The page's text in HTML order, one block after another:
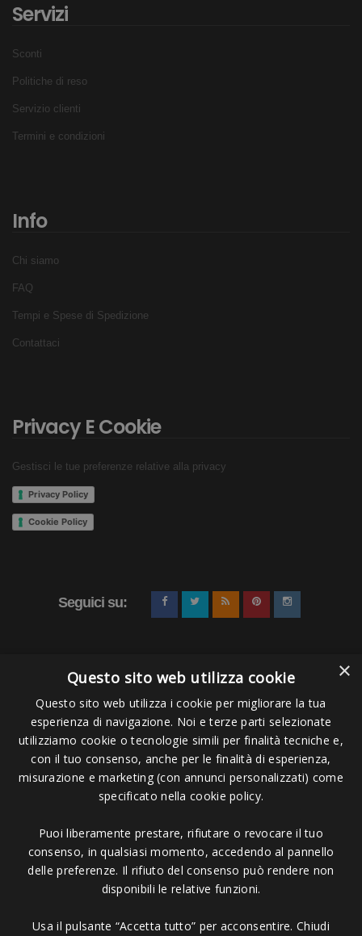
Servizi
Sconti
Politiche di reso
Servizio clienti
Termini e condizioni
Info
Chi siamo
FAQ
Tempi e Spese di Spedizione
Contattaci
Privacy E Cookie
Gestisci le tue preferenze relative alla privacy
Privacy Policy
Cookie Policy
Seguici su:
Pagamenti Accettati
Copyright © 2006 - 2023 -
Massa MS - Tel 0585026137 - P.IVA 01151030457 - REA MS 117168
×
Questo sito web utilizza cookie
Questo sito web utilizza i cookie per migliorare la tua
esperienza di navigazione. Noi e terze parti selezionate
utilizziamo cookie o tecnologie simili per finalità tecniche e,
con il tuo consenso, anche per le finalità di esperienza,
misurazione e marketing (con annunci personalizzati) come
specificato nella cookie policy.
Puoi liberamente prestare, rifiutare o revocare il tuo
consenso, in qualsiasi momento, accedendo al pannello
delle preferenze. Il rifiuto del consenso può rendere non
disponibili le relative funzioni.
Usa il pulsante “Accetta tutto” per acconsentire. Chiudi